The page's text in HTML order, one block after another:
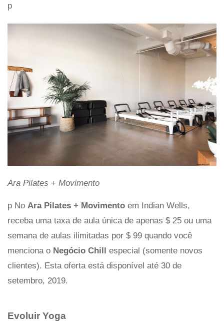
p
Ara Pilates + Movimento
p No Ara Pilates + Movimento em Indian Wells,
receba uma taxa de aula única de apenas $ 25 ou uma
semana de aulas ilimitadas por $ 99 quando você
menciona o Negócio Chill especial (somente novos
clientes). Esta oferta está disponível até 30 de
setembro, 2019.
Evoluir Yoga